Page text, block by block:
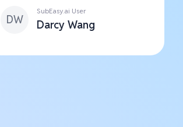
DW
SubEasy.ai User
Darcy Wang